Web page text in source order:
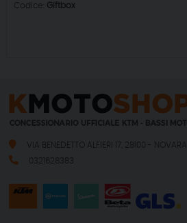
Codice: Giftbox
VIA BENEDETTO ALFIERI 17, 28100 - NOVARA
0321628383